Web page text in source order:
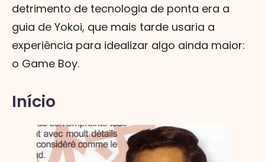
detrimento de tecnologia de ponta era a
guia de Yokoi, que mais tarde usaria a
experiência para idealizar algo ainda maior:
o Game Boy.
Início